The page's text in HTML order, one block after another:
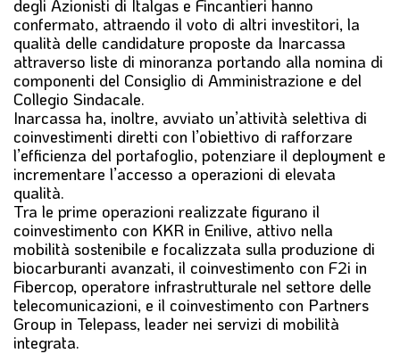
degli Azionisti di Italgas e Fincantieri hanno
confermato, attraendo il voto di altri investitori, la
qualità delle candidature proposte da Inarcassa
attraverso liste di minoranza portando alla nomina di
componenti del Consiglio di Amministrazione e del
Collegio Sindacale.
Inarcassa ha, inoltre, avviato un’attività selettiva di
coinvestimenti diretti con l’obiettivo di rafforzare
l’efficienza del portafoglio, potenziare il deployment e
incrementare l’accesso a operazioni di elevata
qualità.
Tra le prime operazioni realizzate figurano il
coinvestimento con KKR in Enilive, attivo nella
mobilità sostenibile e focalizzata sulla produzione di
biocarburanti avanzati, il coinvestimento con F2i in
Fibercop, operatore infrastrutturale nel settore delle
telecomunicazioni, e il coinvestimento con Partners
Group in Telepass, leader nei servizi di mobilità
integrata.